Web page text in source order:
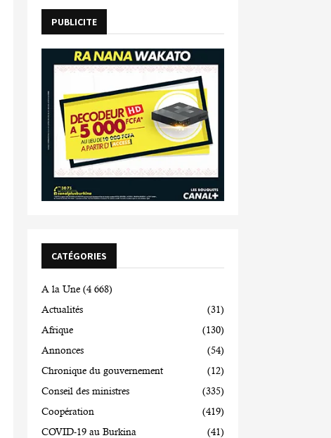
PUBLICITE
CATÉGORIES
A la Une (4 668)
Actualités
(31)
Afrique
(130)
Annonces
(54)
Chronique du gouvernement
(12)
Conseil des ministres
(335)
Coopération
(419)
COVID-19 au Burkina
(41)